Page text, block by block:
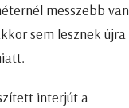
messzebb van
sem lesznek újra
interjút a